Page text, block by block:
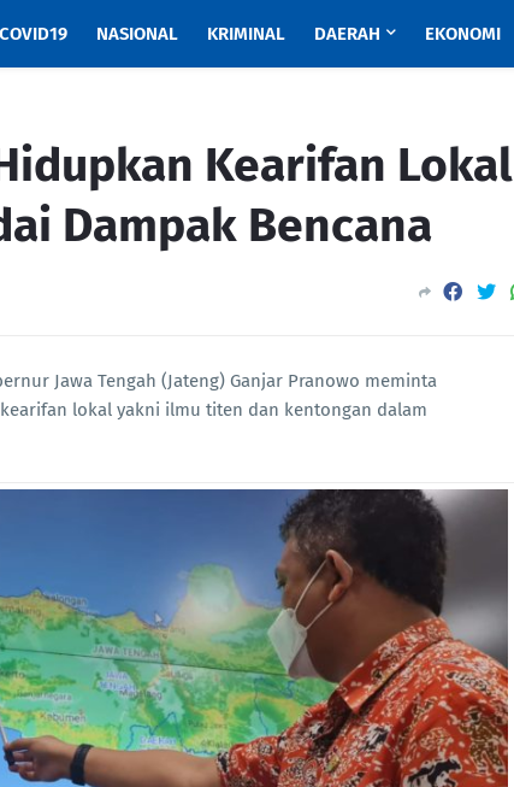
COVID19 NASIONAL KRIMINAL DAERAH EKONOMI
Kearifan Lokal
Dampak Bencana
Jawa Tengah (Jateng) Ganjar Pranowo meminta
lokal yakni ilmu titen dan kentongan dalam